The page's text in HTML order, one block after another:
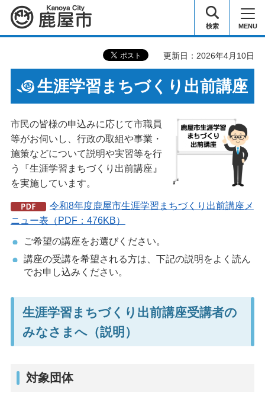
鹿屋市 検索 MENU
更新日：2026年4月10日
生涯学習まちづくり出前講座
市民の皆様の申込みに応じて市職員
等がお伺いし、行政の取組や事業・
施策などについて説明や実習等を行
う『生涯学習まちづくり出前講座』
を実施しています。
令和8年度鹿屋市生涯学習まちづくり出前講座メ
ニュー表（PDF：476KB）
ご希望の講座をお選びください。
講座の受講を希望される方は、下記の説明をよく読ん
でお申し込みください。
生涯学習まちづくり出前講座受講者の
みなさまへ（説明）
対象団体